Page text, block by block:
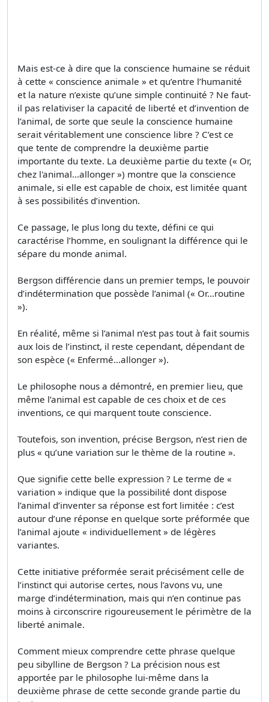
Mais est-ce à dire que la conscience humaine se réduit
à cette « conscience animale » et qu’entre l’humanité
et la nature n’existe qu’une simple continuité ? Ne faut-
il pas relativiser la capacité de liberté et d’invention de
l’animal, de sorte que seule la conscience humaine
serait véritablement une conscience libre ? C’est ce
que tente de comprendre la deuxième partie
importante du texte. La deuxième partie du texte (« Or,
chez l'animal…allonger ») montre que la conscience
animale, si elle est capable de choix, est limitée quant
à ses possibilités d’invention.
Ce passage, le plus long du texte, défini ce qui
caractérise l’homme, en soulignant la différence qui le
sépare du monde animal.
Bergson différencie dans un premier temps, le pouvoir
d’indétermination que possède l’animal (« Or…routine
»).
En réalité, même si l’animal n’est pas tout à fait soumis
aux lois de l’instinct, il reste cependant, dépendant de
son espèce (« Enfermé…allonger »).
Le philosophe nous a démontré, en premier lieu, que
même l’animal est capable de ces choix et de ces
inventions, ce qui marquent toute conscience.
Toutefois, son invention, précise Bergson, n’est rien de
plus « qu’une variation sur le thème de la routine ».
Que signifie cette belle expression ? Le terme de «
variation » indique que la possibilité dont dispose
l’animal d’inventer sa réponse est fort limitée : c’est
autour d’une réponse en quelque sorte préformée que
l’animal ajoute « individuellement » de légères
variantes.
Cette initiative préformée serait précisément celle de
l’instinct qui autorise certes, nous l’avons vu, une
marge d’indétermination, mais qui n’en continue pas
moins à circonscrire rigoureusement le périmètre de la
liberté animale.
Comment mieux comprendre cette phrase quelque
peu sibylline de Bergson ? La précision nous est
apportée par le philosophe lui-même dans la
deuxième phrase de cette seconde grande partie du